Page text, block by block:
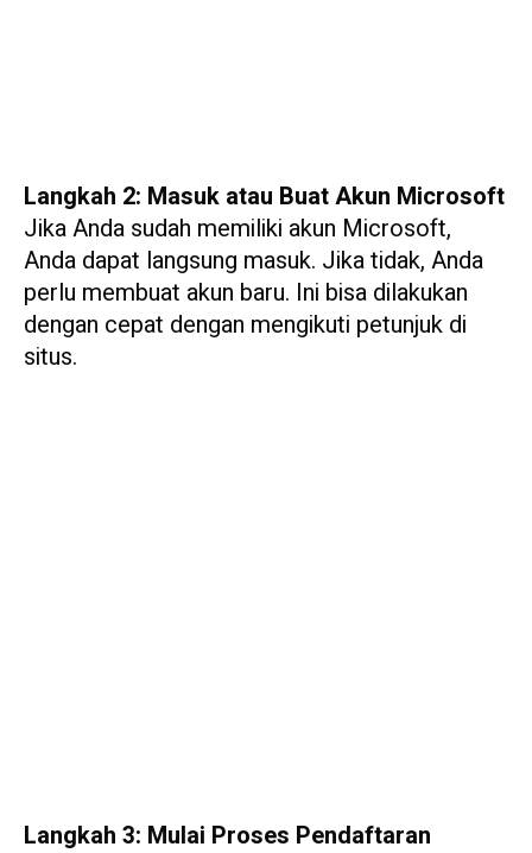
Langkah 2: Masuk atau Buat Akun Microsoft
Jika Anda sudah memiliki akun Microsoft,
Anda dapat langsung masuk. Jika tidak, Anda
perlu membuat akun baru. Ini bisa dilakukan
dengan cepat dengan mengikuti petunjuk di
situs.
Langkah 3: Mulai Proses Pendaftaran